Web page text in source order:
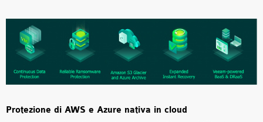
Protezione di AWS e Azure nativa in cloud